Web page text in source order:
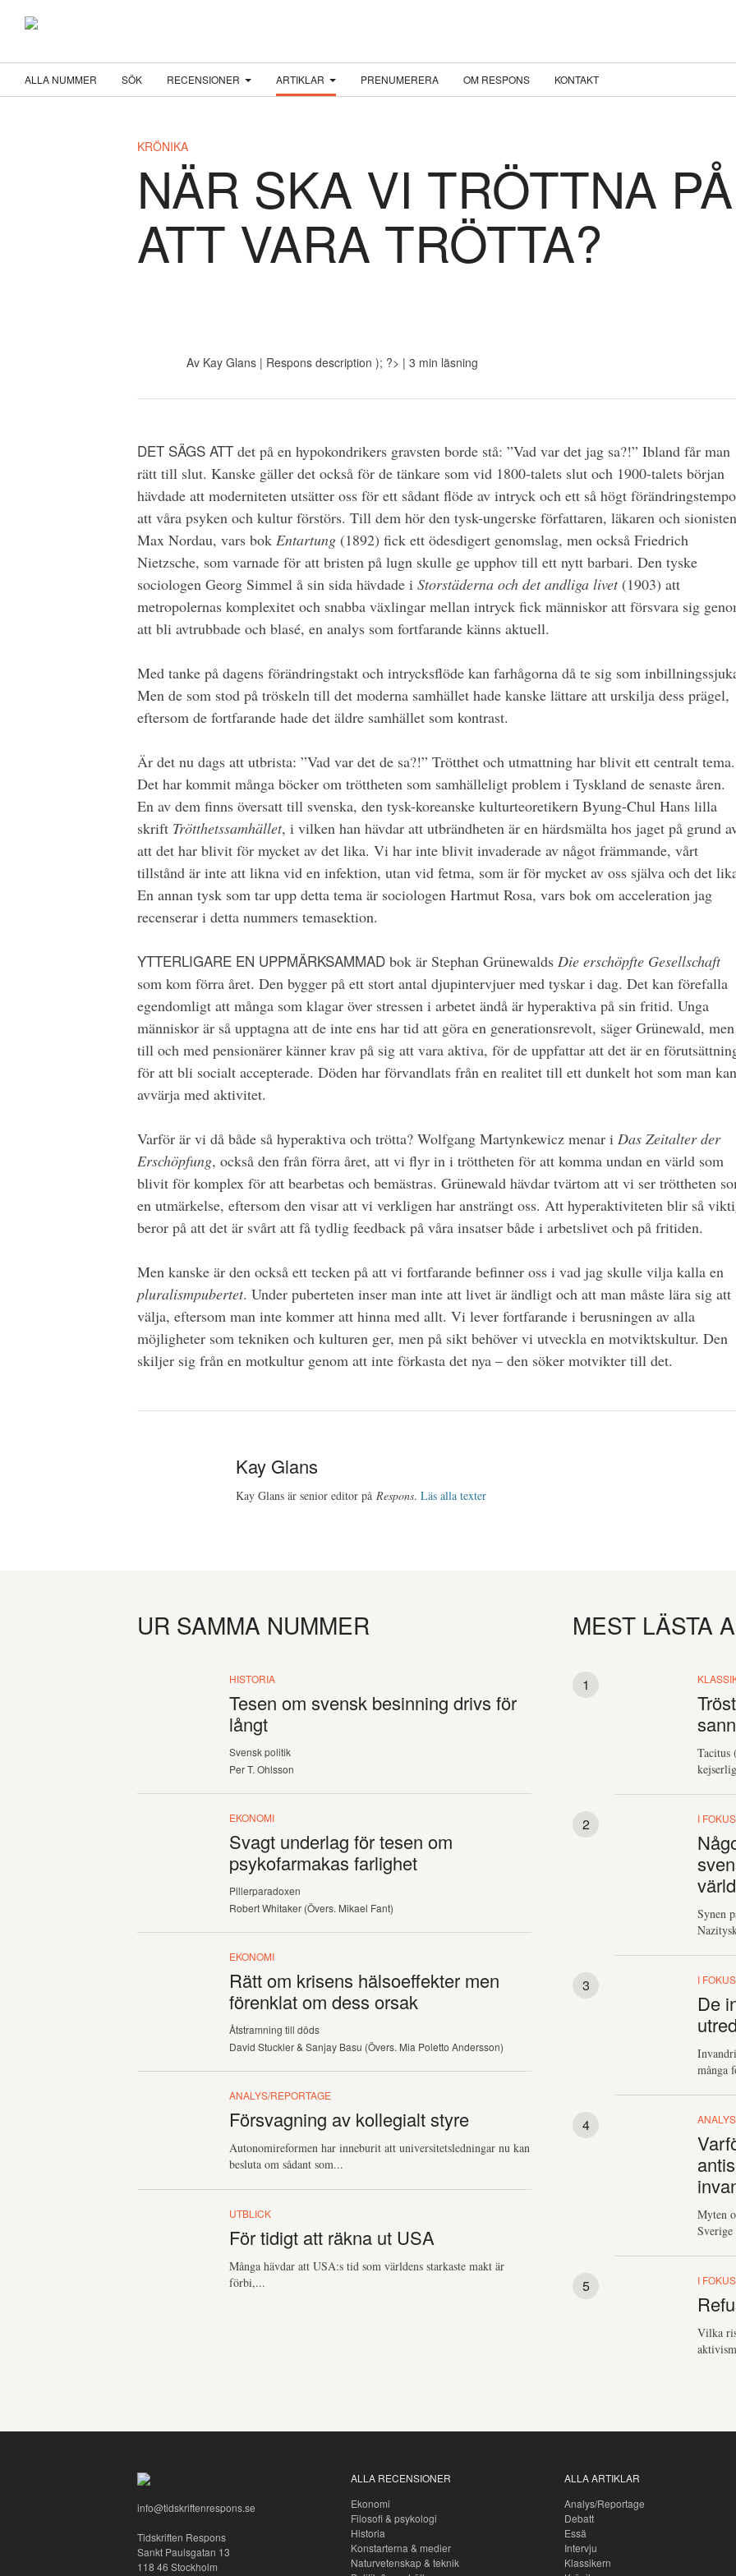
ALLA NUMMER SÖK RECENSIONER ARTIKLAR PRENUMERERA OM RESPONS KONTAKT
KRÖNIKA
NÄR SKA VI TRÖTTNA PÅ
ATT VARA TRÖTTA?
Av Kay Glans | Respons description ); ?> | 3 min läsning
DET SÄGS ATT det på en hypokondrikers gravsten borde stå: ”Vad var det jag sa?!” Ibland får man
rätt till slut. Kanske gäller det också för de tänkare som vid 1800-talets slut och 1900-talets början
hävdade att moderniteten utsätter oss för ett sådant flöde av intryck och ett så högt förändringstempo
att våra psyken och kultur förstörs. Till dem hör den tysk-ungerske författaren, läkaren och sionisten
Max Nordau, vars bok Entartung (1892) fick ett ödesdigert genomslag, men också Friedrich
Nietzsche, som varnade för att bristen på lugn skulle ge upphov till ett nytt barbari. Den tyske
sociologen Georg Simmel å sin sida hävdade i Storstäderna och det andliga livet(1903) att
metropolernas komplexitet och snabba växlingar mellan intryck fick människor att försvara sig
att bli avtrubbade och blasé, en analys som fortfarande känns aktuell.
Med tanke på dagens förändringstakt och intrycksflöde kan farhågorna då te sig som
Men de som stod på tröskeln till det moderna samhället hade kanske lättare att urskilja dess prägel,
eftersom de fortfarande hade det äldre samhället som kontrast.
Är det nu dags att utbrista: ”Vad var det de sa?!” Trötthet och utmattning har blivit ett centralt tema.
Det har kommit många böcker om tröttheten som samhälleligt problem i Tyskland de senaste åren.
En av dem finns översatt till svenska, den tysk-koreanske kulturteoretikern Byung-Chul Hans lilla
skrift Trötthetssamhället, i vilken han hävdar att utbrändheten är en härdsmälta hos jaget på grund
att det har blivit för mycket av det lika. Vi har inte blivit invaderade av något främmande, vårt
tillstånd är inte att likna vid en infektion, utan vid fetma, som är för mycket av oss själva och det
En annan tysk som tar upp detta tema är sociologen Hartmut Rosa, vars bok om acceleration jag
recenserar i detta nummers temasektion.
YTTERLIGARE EN UPPMÄRKSAMMAD bok är Stephan Grünewalds Die erschöpfte Gesellschaft
som kom förra året. Den bygger på ett stort antal djupintervjuer med tyskar i dag. Det kan förefalla
egendomligt att många som klagar över stressen i arbetet ändå är hyperaktiva på sin fritid. Unga
människor är så upptagna att de inte ens har tid att göra en generationsrevolt, säger Grünewald, men
till och med pensionärer känner krav på sig att vara aktiva, för de uppfattar att det är en
för att bli socialt accepterade. Döden har förvandlats från en realitet till ett dunkelt hot som man kan
avvärja med aktivitet.
Varför är vi då både så hyperaktiva och trötta? Wolfgang Martynkewicz menar i Das Zeitalter der
Erschöpfung, också den från förra året, att vi flyr in i tröttheten för att komma undan en värld som
blivit för komplex för att bearbetas och bemästras. Grünewald hävdar tvärtom att vi ser tröttheten
en utmärkelse, eftersom den visar att vi verkligen har ansträngt oss. Att hyperaktiviteten blir så
beror på att det är svårt att få tydlig feedback på våra insatser både i arbetslivet och på fritiden.
Men kanske är den också ett tecken på att vi fortfarande befinner oss i vad jag skulle vilja kalla en
pluralismpubertet. Under puberteten inser man inte att livet är ändligt och att man måste lära sig att
välja, eftersom man inte kommer att hinna med allt. Vi lever fortfarande i berusningen av alla
möjligheter som tekniken och kulturen ger, men på sikt behöver vi utveckla en motviktskultur. Den
skiljer sig från en motkultur genom att inte förkasta det nya – den söker motvikter till det.
Kay Glans
Kay Glans är senior editor på Respons. Läs alla texter
UR SAMMA NUMMER
HISTORIA
Tesen om svensk besinning drivs för
långt
Svensk politik
Per T. Ohlsson
EKONOMI
Svagt underlag för tesen om
psykofarmakas farlighet
Pillerparadoxen
Robert Whitaker (Övers. Mikael Fant)
EKONOMI
Rätt om krisens hälsoeffekter men
förenklat om dess orsak
Åtstramning till döds
David Stuckler & Sanjay Basu (Övers. Mia Poletto Andersson)
ANALYS/REPORTAGE
Försvagning av kollegialt styre
Autonomireformen har inneburit att universitetsledningar nu kan
besluta om sådant som...
UTBLICK
För tidigt att räkna ut USA
Många hävdar att USA:s tid som världens starkaste makt är
förbi,...
MEST LÄSTA
Tacitus
I FOKUS
Synen
I FOKUS
De
många
Myten
Sverige
I FOKUS
Vilka
info@tidskriftenrespons.se
Tidskriften Respons
Sankt Paulsgatan 13
118 46 Stockholm
ALLA RECENSIONER
Ekonomi
Filosofi & psykologi
Historia
Konstarterna & medier
Naturvetenskap & teknik
ALLA ARTIKLAR
Analys/Reportage
Debatt
Essä
Intervju
Klassikern